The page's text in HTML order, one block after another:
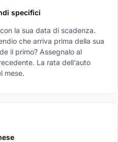
specifici
la sua data di scadenza.
che arriva prima della sua
il primo? Assegnalo al
La rata dell'auto
mese.